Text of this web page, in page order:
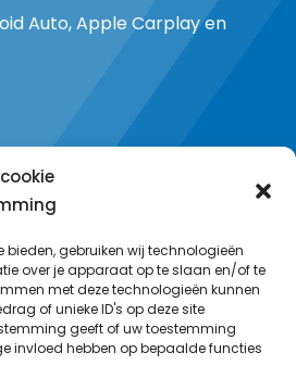
bieden, gebruiken wij technologieën
over je apparaat op te slaan en/of te
met deze technologieën kunnen
of unieke ID's op deze site
geeft of uw toestemming
invloed hebben op bepaalde functies
Auto, Apple Carplay en